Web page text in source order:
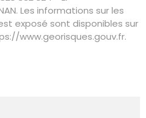
Les informations sur les
exposé sont disponibles sur
www.georisques.gouv.fr.